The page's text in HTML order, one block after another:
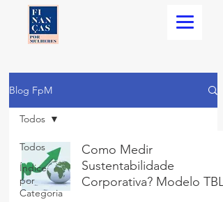
Blog FpM
Todos
Índice
por
Categoria
Todos
Como Medir
Sustentabilidade
Corporativa? Modelo TBL